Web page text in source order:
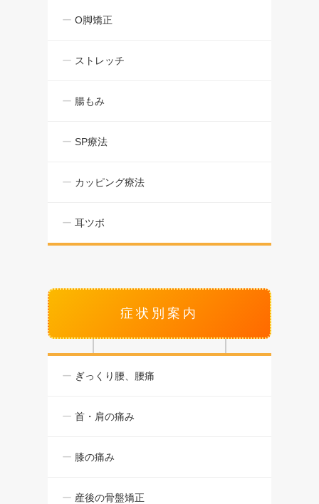
O脚矯正
ストレッチ
腸もみ
SP療法
カッピング療法
耳ツボ
症状別案内
ぎっくり腰、腰痛
首・肩の痛み
膝の痛み
産後の骨盤矯正